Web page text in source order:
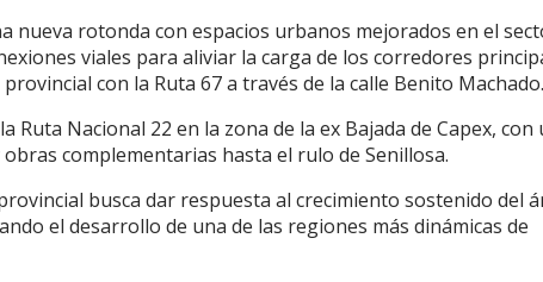
nueva rotonda con espacios urbanos mejorados en el
viales para aliviar la carga de los corredores
con la Ruta 67 a través de la calle Benito Machado.
Nacional 22 en la zona de la ex Bajada de Capex, con
complementarias hasta el rulo de Senillosa.
busca dar respuesta al crecimiento sostenido del
el desarrollo de una de las regiones más dinámicas de